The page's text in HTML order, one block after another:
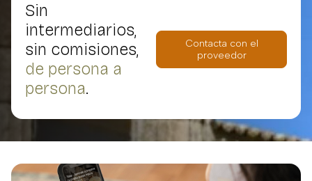
Sin
intermediarios,
sin comisiones,
de persona a
persona.
Contacta con el
proveedor